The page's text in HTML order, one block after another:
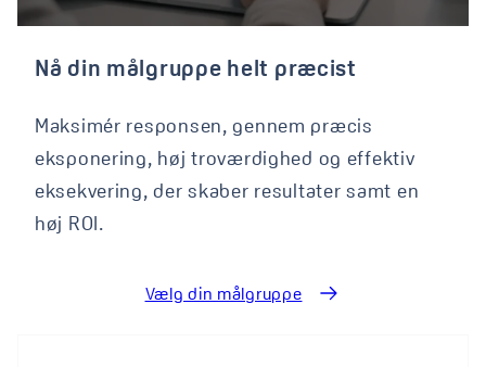
Nå din målgruppe helt præcist
Maksimér responsen, gennem præcis
eksponering, høj troværdighed og effektiv
eksekvering, der skaber resultater samt en
høj ROI.
Vælg din målgruppe